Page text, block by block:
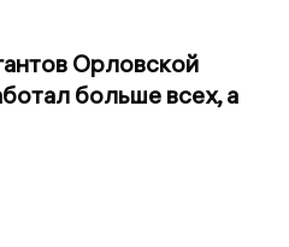
Орловской
больше всех, а